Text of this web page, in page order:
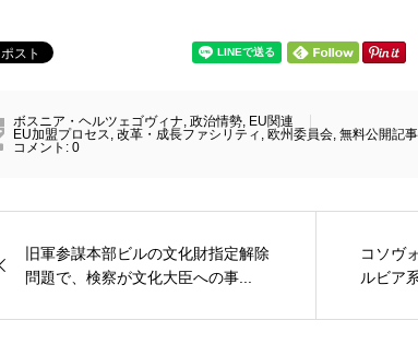
ボスニア・ヘルツェゴヴィナ 政治情勢, EU関連
EU加盟プロセス 改革・成長ファシリティ 欧州委員会, 無料公開記事,
コメント: 0
旧軍参謀本部ビルの文化財指定解除
問題で、検察が文化大臣への事...
コソヴ
ルビア